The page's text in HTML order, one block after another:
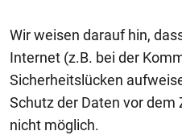
Wir weisen darauf hin,
Internet (z.B. bei der
Sicherheitslücken
Schutz der Daten vor
nicht möglich.